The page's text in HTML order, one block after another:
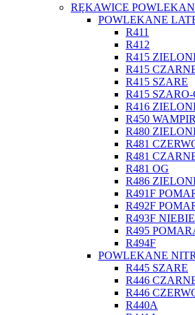
RĘKAWICE
POWLEKANE
R411
R412
R415
R415
R415 SZARE
R415
R416
R450
R480
R481
R481
R481 OG
R486
R491F
R492F
R493F
R495
R494F
POWLEKANE
R445 SZARE
R446
R446
R440A